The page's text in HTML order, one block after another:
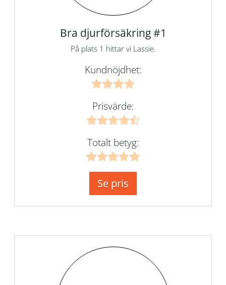
Bra djurförsäkring #1
På plats 1 hittar vi Lassie.
Kundnöjdhet:
Prisvärde:
Totalt betyg:
Se pris